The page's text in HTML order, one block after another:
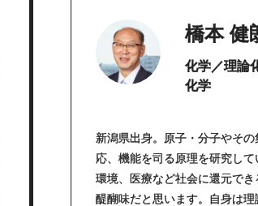
橋本 健
化学／理論
化学
新潟県出身。原子・分子やそ
応、機能を司る原理を研究して
環境、医療など社会に還元でき
醍醐味だと思います。自身は